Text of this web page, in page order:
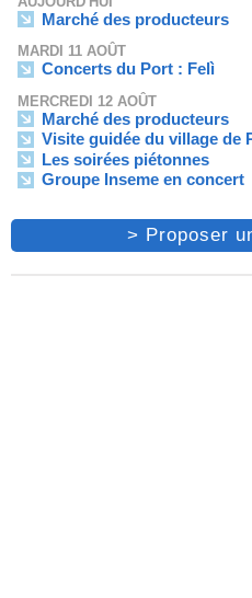
Marché des producteurs
MARDI 11 AOÛT
Concerts du Port : Felì
MERCREDI 12 AOÛT
Marché des producteurs
Visite guidée du village de
Les soirées piétonnes
Groupe Inseme en concert
> Proposer